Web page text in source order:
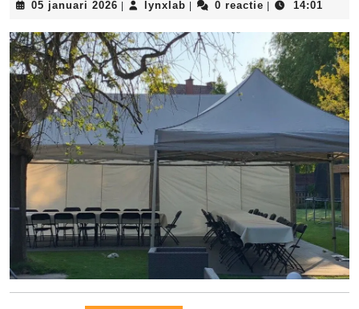
05 januari 2026 05
2026
lynxlab lynxlab0 reactie 14:01